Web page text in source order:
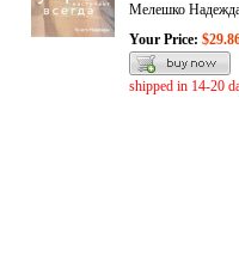
Мелешко
Your Price:
shipped in 14-20